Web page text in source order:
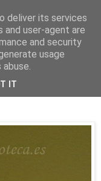
Ilustrados
deliver its services
and user-agent are
and security
usage
IT